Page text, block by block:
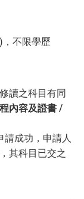
不限學歷
讀之科目有同
內容及證書 /
請成功，申請人
其科目已交之